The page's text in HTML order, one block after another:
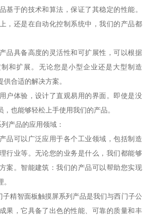
基于的技术和算法，保证了其稳定的性能。
，还是在自动化控制系统中，我们的产品都
品具备高度的灵活性和可扩展性，可以根据
和扩展。无论您是小型企业还是大型制造
合适的解决方案。
户体验，设计了直观易用的界面。即使是没
也能够轻松上手使用我们的产品。
产品的应用领域：
品可以广泛应用于各个工业领域，包括制造
行业等。无论您的业务是什么，我们都能够
案。智能建筑：我们的产品可以帮助您实现
智面板触摸屏系列产品是我们与西门子公
果，它具备了出色的性能、可靠的质量和丰